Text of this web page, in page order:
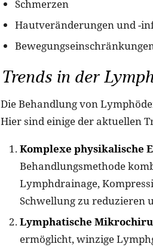
Schmerzen
Hautveränderungen und -
Trends in der
Die Behandlung von
Hier sind einige der aktuellen
Komplexe physikalische
Behandlungsmethode
Lymphdrainage,
Schwellung zu reduzieren
Lymphatische
ermöglicht, winzige